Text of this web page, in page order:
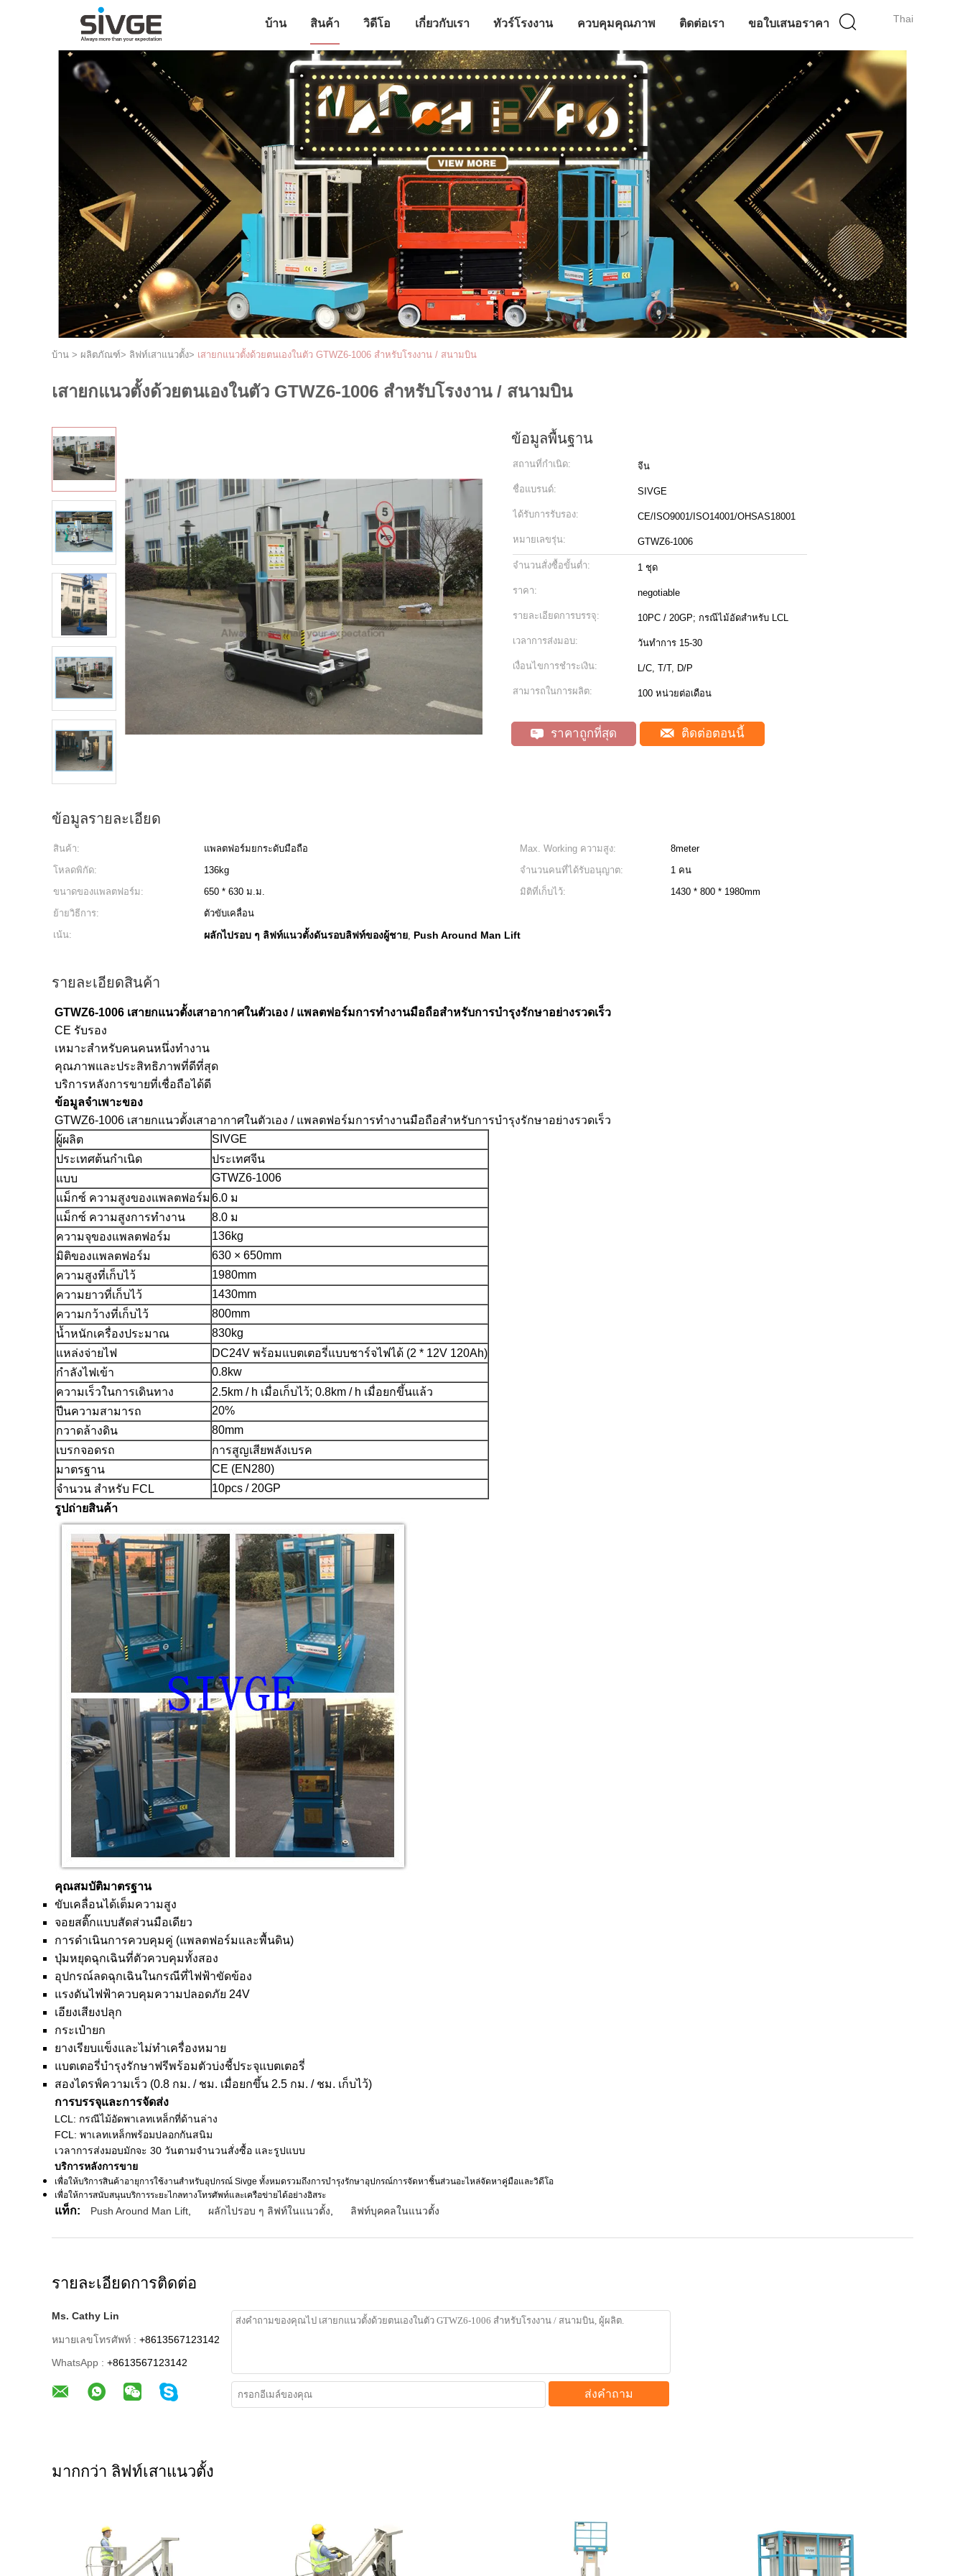
Thai
บ้าน สินค้า วิดีโอ เกี่ยวกับเรา ทัวร์โรงงาน ควบคุมคุณภาพ ติดต่อเรา ขอใบเสนอราคา
บ้าน > ผลิตภัณฑ์> ลิฟท์เสาแนวตั้ง> เสายกแนวตั้งด้วยตนเองในตัว GTWZ6-1006 สำหรับโรงงาน / สนามบิน
เสายกแนวตั้งด้วยตนเองในตัว GTWZ6-1006 สำหรับโรงงาน / สนามบิน
ข้อมูลพื้นฐาน
สถานที่กำเนิด: จีน
ชื่อแบรนด์: SIVGE
ได้รับการรับรอง: CE/ISO9001/ISO14001/OHSAS18001
หมายเลขรุ่น: GTWZ6-1006
จำนวนสั่งซื้อขั้นต่ำ: 1 ชุด
ราคา: negotiable
รายละเอียดการบรรจุ: 10PC / 20GP; กรณีไม้อัดสำหรับ LCL
เวลาการส่งมอบ: วันทำการ 15-30
เงื่อนไขการชำระเงิน: L/C, T/T, D/P
สามารถในการผลิต: 100 หน่วยต่อเดือน
ราคาถูกที่สุด ติดต่อตอนนี้
ข้อมูลรายละเอียด
สินค้า: แพลตฟอร์มยกระดับมือถือ Max. Working ความสูง:
8meter
โหลดพิกัด:
136kg จำนวนคนที่ได้รับอนุญาต:
1 คน
ขนาดของแพลตฟอร์ม:
650 * 630 ม.ม. มิติที่เก็บไว้:
1430 * 800 * 1980mm
ย้ายวิธีการ:
ตัวขับเคลื่อน
เน้น:
ผลักไปรอบ ๆ ลิฟท์แนวตั้งดันรอบลิฟท์ของผู้ชาย, Push Around Man Lift
รายละเอียดสินค้า
GTWZ6-1006 เสายกแนวตั้งเสาอากาศในตัวเอง / แพลตฟอร์มการทำงานมือถือสำหรับการบำรุงรักษาอย่างรวดเร็ว
CE รับรอง
เหมาะสำหรับคนคนหนึ่งทำงาน
คุณภาพและประสิทธิภาพที่ดีที่สุด
บริการหลังการขายที่เชื่อถือได้ดี
ข้อมูลจำเพาะของ
GTWZ6-1006 เสายกแนวตั้งเสาอากาศในตัวเอง / แพลตฟอร์มการทำงานมือถือสำหรับการบำรุงรักษาอย่างรวดเร็ว
ผู้ผลิต
SIVGE
ประเทศต้นกำเนิด
ประเทศจีน
แบบ
GTWZ6-1006
แม็กซ์ ความสูงของแพลตฟอร์ม 6.0 ม
แม็กซ์ ความสูงการทำงาน
8.0 ม
ความจุของแพลตฟอร์ม
136kg
มิติของแพลตฟอร์ม
630 × 650mm
ความสูงที่เก็บไว้
1980mm
ความยาวที่เก็บไว้
1430mm
ความกว้างที่เก็บไว้
800mm
น้ำหนักเครื่องประมาณ
830kg
แหล่งจ่ายไฟ
DC24V พร้อมแบตเตอรี่แบบชาร์จไฟได้ (2 * 12V 120Ah)
กำลังไฟเข้า
0.8kw
ความเร็วในการเดินทาง
2.5km / h เมื่อเก็บไว้; 0.8km / h เมื่อยกขึ้นแล้ว
ปีนความสามารถ
20%
กวาดล้างดิน
80mm
เบรกจอดรถ
การสูญเสียพลังเบรค
มาตรฐาน
CE (EN280)
จำนวน สำหรับ FCL
10pcs / 20GP
รูปถ่ายสินค้า
คุณสมบัติมาตรฐาน
ขับเคลื่อนได้เต็มความสูง
จอยสติ๊กแบบสัดส่วนมือเดียว
การดำเนินการควบคุมคู่ (แพลตฟอร์มและพื้นดิน)
ปุ่มหยุดฉุกเฉินที่ตัวควบคุมทั้งสอง
อุปกรณ์ลดฉุกเฉินในกรณีที่ไฟฟ้าขัดข้อง
แรงดันไฟฟ้าควบคุมความปลอดภัย 24V
เอียงเสียงปลุก
กระเป๋ายก
ยางเรียบแข็งและไม่ทำเครื่องหมาย
แบตเตอรี่บำรุงรักษาฟรีพร้อมตัวบ่งชี้ประจุแบตเตอรี่
สองไดรฟ์ความเร็ว (0.8 กม. / ชม. เมื่อยกขึ้น 2.5 กม. / ชม. เก็บไว้)
การบรรจุและการจัดส่ง
LCL: กรณีไม้อัดพาเลทเหล็กที่ด้านล่าง
FCL: พาเลทเหล็กพร้อมปลอกกันสนิม
เวลาการส่งมอบมักจะ 30 วันตามจำนวนสั่งซื้อ และรูปแบบ
บริการหลังการขาย
เพื่อให้บริการสินค้าอายุการใช้งานสำหรับอุปกรณ์ Sivge ทั้งหมดรวมถึงการบำรุงรักษาอุปกรณ์การจัดหาชิ้นส่วนอะไหล่จัดหาคู่มือและวิดีโอ
เพื่อให้การสนับสนุนบริการระยะไกลทางโทรศัพท์และเครือข่ายได้อย่างอิสระ
แท็ก: Push Around Man Lift ผลักไปรอบ ๆ ลิฟท์ในแนวตั้ง ลิฟท์บุคคลในแนวตั้ง
รายละเอียดการติดต่อ
Ms. Cathy Lin
หมายเลขโทรศัพท์ : +8613567123142
WhatsApp : +8613567123142
ส่งคำถาม
มากกว่า ลิฟท์เสาแนวตั้ง